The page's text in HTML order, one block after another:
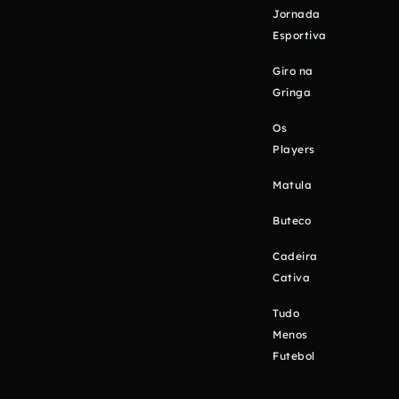
Jornada
Esportiva
Giro na
Gringa
Os
Players
Matula
Buteco
Cadeira
Cativa
Tudo
Menos
Futebol